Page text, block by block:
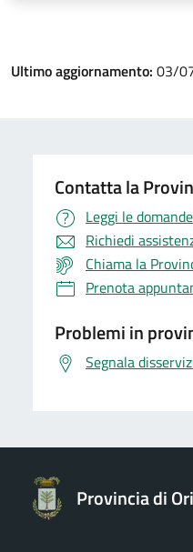
Ultimo aggiornamento: 03/
Contatta la
Leggi le
Richiedi
Chiama la
Prenota
Problemi in
Segnala
Provincia di